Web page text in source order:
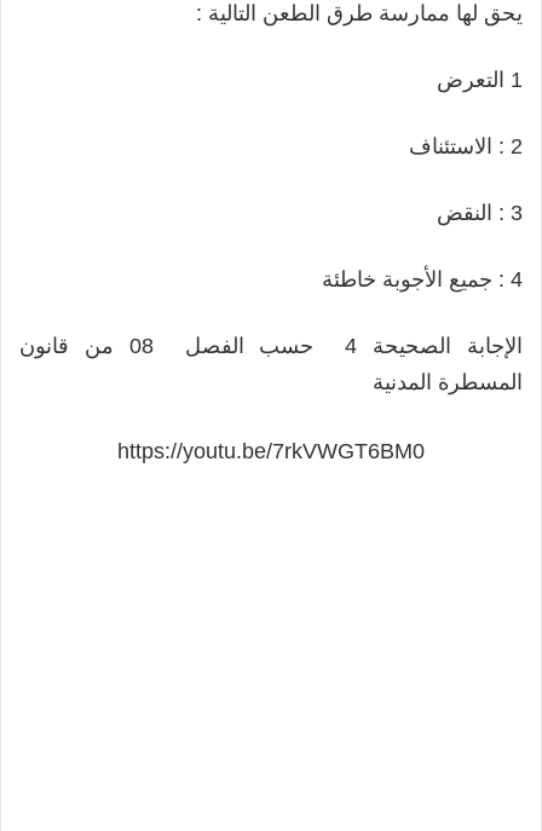
يحق لها ممارسة طرق الطعن التالية :
1 التعرض
2 : الاستئناف
3 : النقض
4 : جميع الأجوبة خاطئة
الإجابة الصحيحة 4 حسب الفصل 08 من قانون
المسطرة المدنية
https://youtu.be/7rkVWGT6BM0